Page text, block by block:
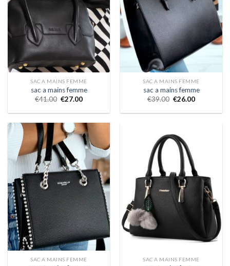
SAC A MAINS FEMME
sac a mains femme
€41.00 €27.00
SAC A MAINS FEMME
sac a mains femme
€39.00 €26.00
SAC A MAINS FEMME SAC A MAINS FEMME